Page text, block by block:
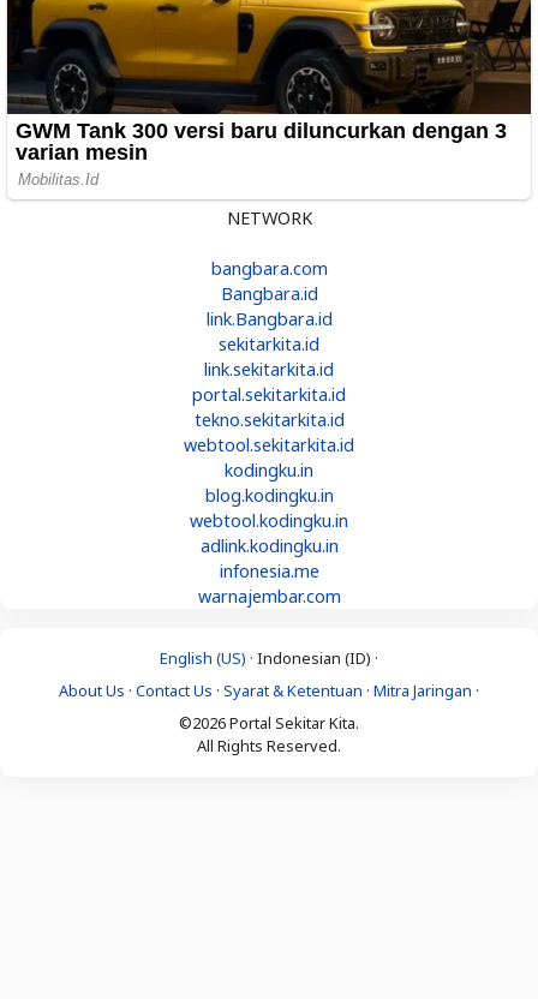
NETWORK
bangbara.com
Bangbara.id
link.Bangbara.id
sekitarkita.id
link.sekitarkita.id
portal.sekitarkita.id
tekno.sekitarkita.id
webtool.sekitarkita.id
kodingku.in
blog.kodingku.in
webtool.kodingku.in
adlink.kodingku.in
infonesia.me
warnajembar.com
English (US) · Indonesian (ID) ·
About Us · Contact Us · Syarat & Ketentuan · Mitra Jaringan ·
©2026 Portal Sekitar Kita.
All Rights Reserved.